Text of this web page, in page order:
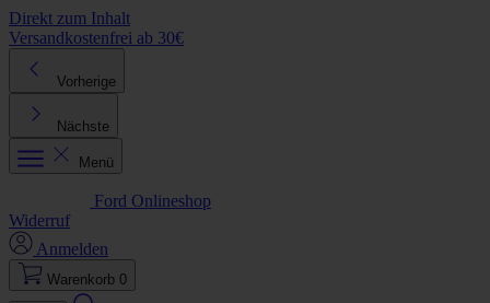
Direkt zum Inhalt
Versandkostenfrei ab 30€
Vorherige
Nächste
Menü
Ford Onlineshop
Widerruf
Anmelden
Warenkorb 0